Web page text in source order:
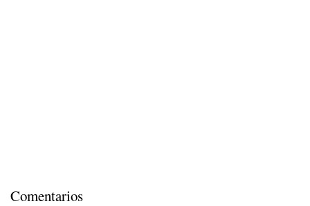
Comentarios